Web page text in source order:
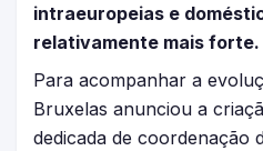
intraeuropeias e
relativamente mais forte.
Para acompanhar a
Bruxelas anunciou a
dedicada de coordenação